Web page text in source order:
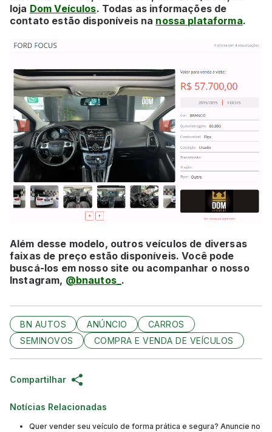
loja Dom Veículos. Todas as informações de
contato estão disponíveis na nossa plataforma.
Além desse modelo, outros veículos de diversas
faixas de preço estão disponíveis. Você pode
buscá-los em nosso site ou acompanhar o nosso
Instagram, @bnautos_ .
BN AUTOS ANÚNCIO
CARROS
SEMINOVOS
COMPRA E VENDA DE VEÍCULOS
Compartilhar
Notícias Relacionadas
Quer vender seu veículo de forma prática e segura? Anuncie no